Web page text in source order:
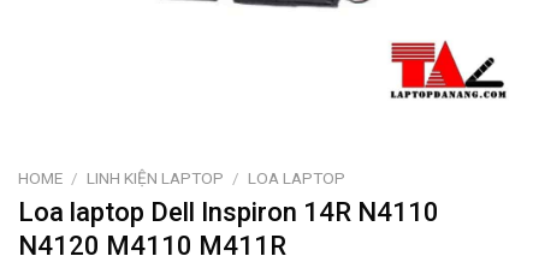
HOME / LINH KIỆN LAPTOP / LOA LAPTOP
Loa laptop Dell Inspiron 14R N4110
N4120 M4110 M411R